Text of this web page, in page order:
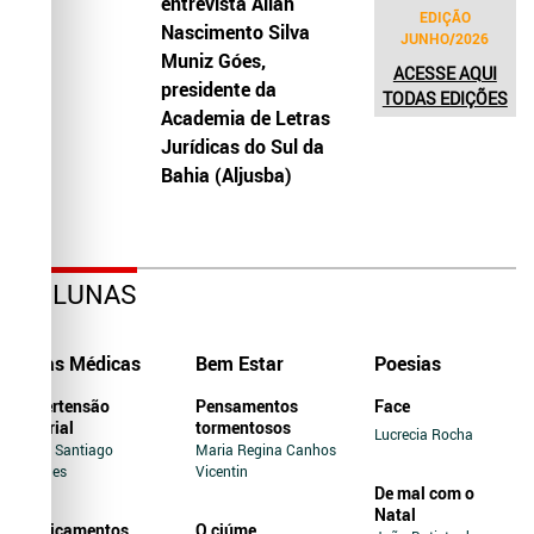
Nascimento Silva
Muniz Góes,
presidente da
Academia de Letras
Jurídicas do Sul da
Bahia (Aljusba)
EDIÇÃO
JUNHO/2026
ACESSE AQUI
TODAS EDIÇÕES
COLUNAS
Dicas Médicas
Hipertensão
Arterial
Jairo Santiago
Novaes
Bem Estar
Pensamentos
tormentosos
Maria Regina Canhos
Vicentin
Poesias
Face
Lucrecia Rocha
De mal com o
Natal